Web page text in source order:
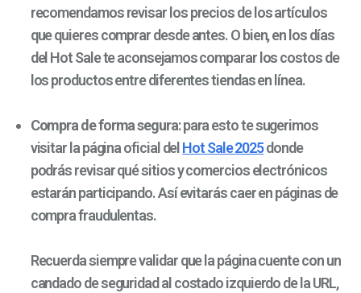
recomendamos revisar los precios de los artículos
que quieres comprar desde antes. O bien, en los días
del Hot Sale te aconsejamos comparar los costos de
los productos entre diferentes tiendas en línea.
Compra de forma segura: para esto te sugerimos
visitar la página oficial del Hot Sale 2025donde
podrás revisar qué sitios y comercios electrónicos
estarán participando. Así evitarás caer en páginas de
compra fraudulentas.
Recuerda siempre validar que la página cuente con un
candado de seguridad al costado izquierdo de la URL,